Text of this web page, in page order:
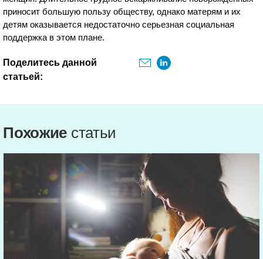
приносит большую пользу обществу, однако матерям и их
детям оказывается недостаточно серьезная социальная
поддержка в этом плане.
Поделитесь данной
статьей:
Похожие статьи